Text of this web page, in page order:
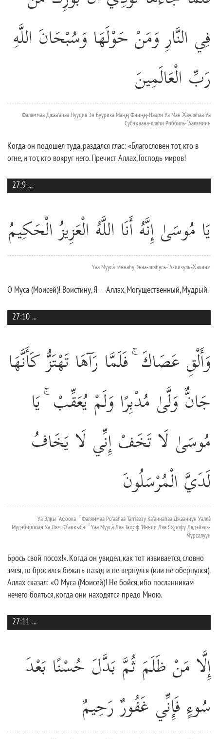
فِي النَّارِ وَمَنْ حَوْلَهَا وَسُبْحَانَ اللَّهِ
رَبِّ الْعَالَمِينَ
Фаляммаа Джаа'аhаа Нуудия Эн Буурика Маңң Фииңң-Наари Уа Ман Х̣ауляhаа Уа
Субэх̣аана-лляhи Роббиль-`Аалямиин
Когда он подошел туда, раздался глас: «Благословен тот, кто в
огне, и тот, кто вокруг него. Пречист Аллах, Господь миров!
27:9 ...
يَا مُوسَىٰ إِنَّهُ أَنَا اللَّهُ الْعَزِيزُ الْحَكِيمُ
Yаа Муусá 'Иннаhу Энаа-лляhуль-`Азиизуль-Х̣акиим
О Муса (Моисей)! Воистину, Я — Аллах, Могущественный, Мудрый.
27:10 ...
وَأَلْقِ عَصَاكَ ۚ فَلَمَّا رَآهَا تَهْتَزُّ كَأَنَّهَا
جَانٌّ وَلَّىٰ مُدْبِرًا وَلَمْ يُعَقِّبْ ۚ يَا
مُوسَىٰ لَا تَخَفْ إِنِّي لَا يَخَافُ
لَدَيَّ الْمُرْسَلُونَ
Уа Элк̣ы `Ас̣оока ۚ Фаляммаа Ро'ааhаа Таhтаззу Ка'аннаhаа Джааннун Уаллá
Мудэбирооан Уа Лям Ю`ак̣к̣ыбэ ۚ Yаа Муусá Ляя Тах̮оф 'Иннии Ляя Ях̮оофу Лядэйяль-
Мурсалуун
Брось свой посох!». Когда он увидел, как тот извивается, словно
змея, то бросился бежать назад и не вернулся (или не обернулся).
Аллах сказал: «О Муса (Моисей)! Не бойся, ибо посланникам
нечего бояться, когда они находятся предо Мною.
27:11 ...
إِلَّا مَنْ ظَلَمَ ثُمَّ بَدَّلَ حُسْنًا بَعْدَ
سُوءٍ فَإِنِّي غَفُورٌ رَحِيمٌ